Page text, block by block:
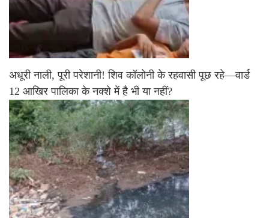
अधूरी नाली, पूरी परेशानी! शिव कॉलोनी के रहवासी पूछ रहे—वार्ड
12 आखिर पालिका के नक्शे में है भी या नहीं?